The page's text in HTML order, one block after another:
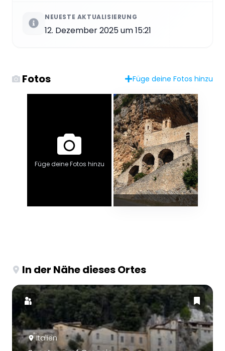
NEUESTE AKTUALISIERUNG
12. Dezember 2025 um 15:21
Fotos Füge deine Fotos hinzu
Füge deine Fotos hinzu
In der Nähe dieses Ortes
Italien